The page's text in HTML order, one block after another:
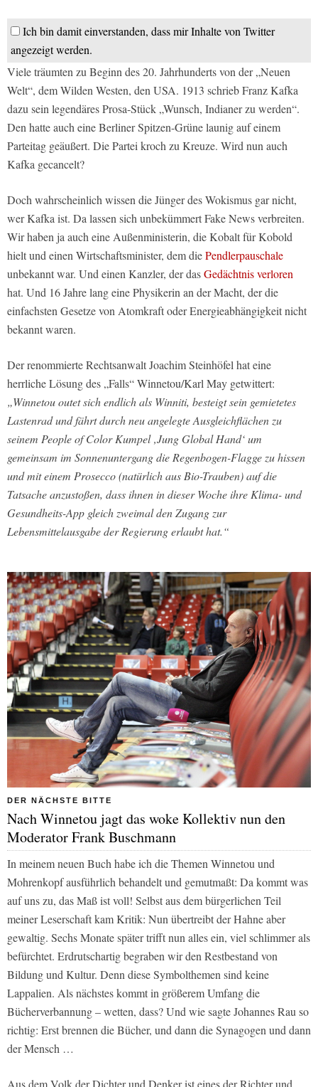
Ich bin damit einverstanden, dass mir Inhalte von Twitter
angezeigt werden.
Viele träumten zu Beginn des 20. Jahrhunderts von der „Neuen
Welt“, dem Wilden Westen, den USA. 1913 schrieb Franz Kafka
dazu sein legendäres Prosa-Stück „Wunsch, Indianer zu werden“.
Den hatte auch eine Berliner Spitzen-Grüne launig auf einem
Parteitag geäußert. Die Partei kroch zu Kreuze. Wird nun auch
Kafka gecancelt?
Doch wahrscheinlich wissen die Jünger des Wokismus gar nicht,
wer Kafka ist. Da lassen sich unbekümmert Fake News verbreiten.
Wir haben ja auch eine Außenministerin, die Kobalt für Kobold
hielt und einen Wirtschaftsminister, dem diePendlerpauschale
unbekannt war. Und einen Kanzler, der dasGedächtnis verloren
hat. Und 16 Jahre lang eine Physikerin an der Macht, der die
einfachsten Gesetze von Atomkraft oder Energieabhängigkeit nicht
bekannt waren.
Der renommierte Rechtsanwalt Joachim Steinhöfel hat eine
herrliche Lösung des „Falls“ Winnetou/Karl May getwittert:
„Winnetou outet sich endlich als Winniti, besteigt sein gemietetes
Lastenrad und fährt durch neu angelegte Ausgleichflächen zu
seinem People of Color Kumpel ‚Jung Global Hand‘ um
gemeinsam im Sonnenuntergang die Regenbogen-Flagge zu hissen
und mit einem Prosecco (natürlich aus Bio-Trauben) auf die
Tatsache anzustoßen, dass ihnen in dieser Woche ihre Klima- und
Gesundheits-App gleich zweimal den Zugang zur
Lebensmittelausgabe der Regierung erlaubt hat.“
DER NÄCHSTE BITTE
Nach Winnetou jagt das woke Kollektiv nun den
Moderator Frank Buschmann
In meinem neuen Buch habe ich die Themen Winnetou und
Mohrenkopf ausführlich behandelt und gemutmaßt: Da kommt was
auf uns zu, das Maß ist voll! Selbst aus dem bürgerlichen Teil
meiner Leserschaft kam Kritik: Nun übertreibt der Hahne aber
gewaltig. Sechs Monate später trifft nun alles ein, viel schlimmer als
befürchtet. Erdrutschartig begraben wir den Restbestand von
Bildung und Kultur. Denn diese Symbolthemen sind keine
Lappalien. Als nächstes kommt in größerem Umfang die
Bücherverbannung – wetten, dass? Und wie sagte Johannes Rau so
richtig: Erst brennen die Bücher, und dann die Synagogen und dann
der Mensch …